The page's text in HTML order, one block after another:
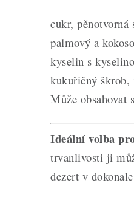
cukr,
palmový a
kyselin s
kukuřičný škrob,
Může obsahovat
Ideální volba
trvanlivosti ji
dezert v